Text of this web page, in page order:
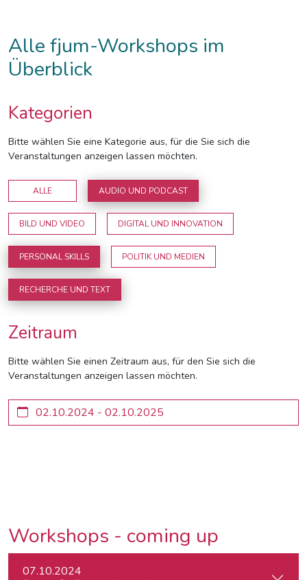
Alle fjum-Workshops im
Überblick
Kategorien
Bitte wählen Sie eine Kategorie aus, für die Sie sich die
Veranstaltungen anzeigen lassen möchten.
ALLE AUDIO UND PODCAST
BILD UND VIDEO DIGITAL UND INNOVATION
PERSONAL SKILLS POLITIK UND MEDIEN
RECHERCHE UND TEXT
Zeitraum
Bitte wählen Sie einen Zeitraum aus, für den Sie sich die
Veranstaltungen anzeigen lassen möchten.
Workshops - coming up
07.10.2024